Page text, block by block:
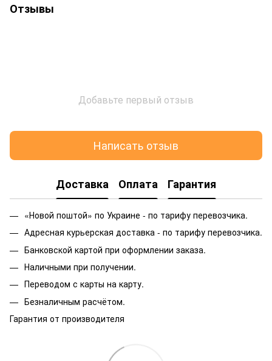
Отзывы
Добавьте первый отзыв
Написать отзыв
Доставка Оплата Гарантия
«Новой поштой» по Украине - по тарифу перевозчика.
Адресная курьерская доставка - по тарифу перевозчика.
Банковской картой при оформлении заказа.
Наличными при получении.
Переводом с карты на карту.
Безналичным расчётом.
Гарантия от производителя